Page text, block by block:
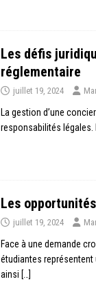
Les défis
réglementaire
juillet 19, 2024
La gestion d’une
responsabilités
Les
juillet 19, 2024
Face à une demande
étudiantes représentent
ainsi […]